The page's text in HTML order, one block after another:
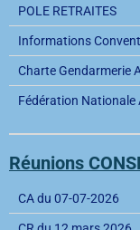
POLE RETRAITES
Informations
Charte Gendarmerie
Fédération Nationale
Réunions
CA du 07-07-2026